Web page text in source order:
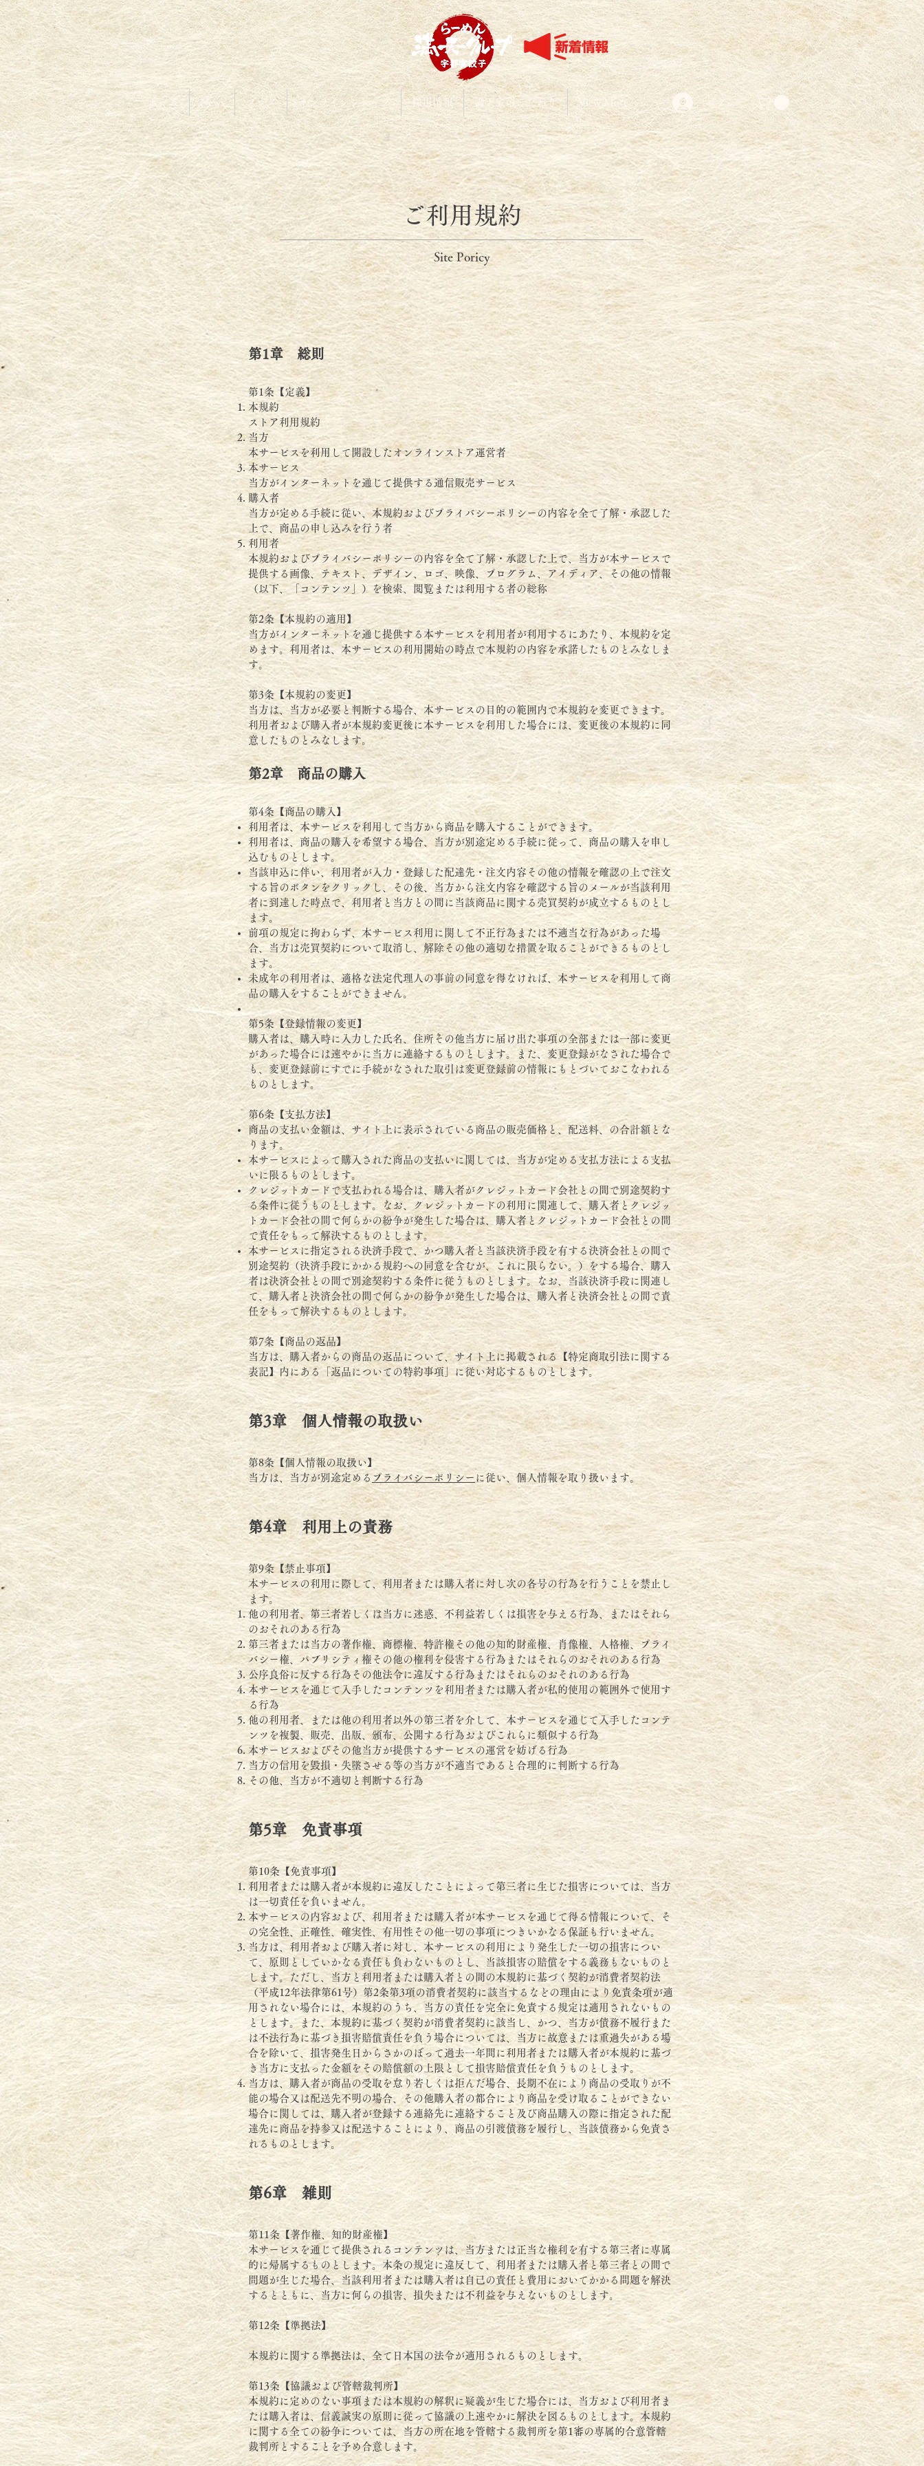
ホーム News ブログ オンラインショップ 採用情報 満天家のこだわり View More ログイン
ご利用規約
Site Poricy
第1章 総則
第1条【定義】
本規約
ストア利用規約
当方
本サービスを利用して開設したオンラインストア運営者
本サービス
当方がインターネットを通じて提供する通信販売サービス
購入者
当方が定める手続に従い、本規約およびプライバシーポリシーの内容を全て了解・承認した
上で、商品の申し込みを行う者
利用者
本規約およびプライバシーポリシーの内容を全て了解・承認した上で、当方が本サービスで
提供する画像、テキスト、デザイン、ロゴ、映像、プログラム、アイディア、その他の情報
（以下、「コンテンツ」）を検索、閲覧または利用する者の総称
第2条【本規約の適用】
当方がインターネットを通じ提供する本サービスを利用者が利用するにあたり、本規約を定
めます。利用者は、本サービスの利用開始の時点で本規約の内容を承諾したものとみなしま
す。
第3条【本規約の変更】
当方は、当方が必要と判断する場合、本サービスの目的の範囲内で本規約を変更できます。
利用者および購入者が本規約変更後に本サービスを利用した場合には、変更後の本規約に同
意したものとみなします。
第2章 商品の購入
第4条【商品の購入】
利用者は、本サービスを利用して当方から商品を購入することができます。
利用者は、商品の購入を希望する場合、当方が別途定める手続に従って、商品の購入を申し
込むものとします。
当該申込に伴い、利用者が入力・登録した配達先・注文内容その他の情報を確認の上で注文
する旨のボタンをクリックし、その後、当方から注文内容を確認する旨のメールが当該利用
者に到達した時点で、利用者と当方との間に当該商品に関する売買契約が成立するものとし
ます。
前項の規定に拘わらず、本サービス利用に関して不正行為または不適当な行為があった場
合、当方は売買契約について取消し、解除その他の適切な措置を取ることができるものとし
ます。
未成年の利用者は、適格な法定代理人の事前の同意を得なければ、本サービスを利用して商
品の購入をすることができません。
第5条【登録情報の変更】
購入者は、購入時に入力した氏名、住所その他当方に届け出た事項の全部または一部に変更
があった場合には速やかに当方に連絡するものとします。また、変更登録がなされた場合で
も、変更登録前にすでに手続がなされた取引は変更登録前の情報にもとづいておこなわれる
ものとします。
第6条【支払方法】
商品の支払い金額は、サイト上に表示されている商品の販売価格と、配送料、の合計額とな
ります。
本サービスによって購入された商品の支払いに関しては、当方が定める支払方法による支払
いに限るものとします。
クレジットカードで支払われる場合は、購入者がクレジットカード会社との間で別途契約す
る条件に従うものとします。なお、クレジットカードの利用に関連して、購入者とクレジッ
トカード会社の間で何らかの紛争が発生した場合は、購入者とクレジットカード会社との間
で責任をもって解決するものとします。
本サービスに指定される決済手段で、かつ購入者と当該決済手段を有する決済会社との間で
別途契約（決済手段にかかる規約への同意を含むが、これに限らない。）をする場合、購入
者は決済会社との間で別途契約する条件に従うものとします。なお、当該決済手段に関連し
て、購入者と決済会社の間で何らかの紛争が発生した場合は、購入者と決済会社との間で責
任をもって解決するものとします。
第7条【商品の返品】
当方は、購入者からの商品の返品について、サイト上に掲載される【特定商取引法に関する
表記】内にある「返品についての特約事項」に従い対応するものとします。
第3章 個人情報の取扱い
第8条【個人情報の取扱い】
当方は、当方が別途定めるプライバシーポリシー に従い、個人情報を取り扱います。
第4章 利用上の責務
第9条【禁止事項】
本サービスの利用に際して、利用者または購入者に対し次の各号の行為を行うことを禁止し
ます。
他の利用者、第三者若しくは当方に迷惑、不利益若しくは損害を与える行為、またはそれら
のおそれのある行為
第三者または当方の著作権、商標権、特許権その他の知的財産権、肖像権、人格権、プライ
バシー権、パブリシティ権その他の権利を侵害する行為またはそれらのおそれのある行為
公序良俗に反する行為その他法令に違反する行為またはそれらのおそれのある行為
本サービスを通じて入手したコンテンツを利用者または購入者が私的使用の範囲外で使用す
る行為
他の利用者、または他の利用者以外の第三者を介して、本サービスを通じて入手したコンテ
ンツを複製、販売、出版、頒布、公開する行為およびこれらに類似する行為
本サービスおよびその他当方が提供するサービスの運営を妨げる行為
当方の信用を毀損・失墜させる等の当方が不適当であると合理的に判断する行為
その他、当方が不適切と判断する行為
第5章 免責事項
第10条【免責事項】
利用者または購入者が本規約に違反したことによって第三者に生じた損害については、当方
は一切責任を負いません。
本サービスの内容および、利用者または購入者が本サービスを通じて得る情報について、そ
の完全性、正確性、確実性、有用性その他一切の事項につきいかなる保証も行いません。
当方は、利用者および購入者に対し、本サービスの利用により発生した一切の損害につい
て、原則としていかなる責任も負わないものとし、当該損害の賠償をする義務もないものと
します。ただし、当方と利用者または購入者との間の本規約に基づく契約が消費者契約法
（平成12年法律第61号）第2条第3項の消費者契約に該当するなどの理由により免責条項が適
用されない場合には、本規約のうち、当方の責任を完全に免責する規定は適用されないもの
とします。また、本規約に基づく契約が消費者契約に該当し、かつ、当方が債務不履行また
は不法行為に基づき損害賠償責任を負う場合については、当方に故意または重過失がある場
合を除いて、損害発生日からさかのぼって過去一年間に利用者または購入者が本規約に基づ
き当方に支払った金額をその賠償額の上限として損害賠償責任を負うものとします。
当方は、購入者が商品の受取を怠り若しくは拒んだ場合、長期不在により商品の受取りが不
能の場合又は配送先不明の場合、その他購入者の都合により商品を受け取ることができない
場合に関しては、購入者が登録する連絡先に連絡すること及び商品購入の際に指定された配
達先に商品を持参又は配送することにより、商品の引渡債務を履行し、当該債務から免責さ
れるものとします。
第6章 雑則
第11条【著作権、知的財産権】
本サービスを通じて提供されるコンテンツは、当方または正当な権利を有する第三者に専属
的に帰属するものとします。本条の規定に違反して、利用者または購入者と第三者との間で
問題が生じた場合、当該利用者または購入者は自己の責任と費用においてかかる問題を解決
するとともに、当方に何らの損害、損失または不利益を与えないものとします。
第12条【準拠法】
本規約に関する準拠法は、全て日本国の法令が適用されるものとします。
第13条【協議および管轄裁判所】
本規約に定めのない事項または本規約の解釈に疑義が生じた場合には、当方および利用者ま
たは購入者は、信義誠実の原則に従って協議の上速やかに解決を図るものとします。本規約
に関する全ての紛争については、当方の所在地を管轄する裁判所を第1審の専属的合意管轄
裁判所とすることを予め合意します。